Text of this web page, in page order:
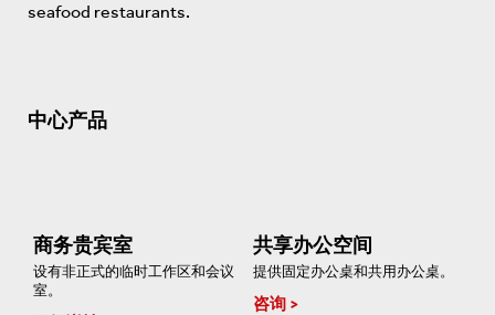
seafood restaurants.
中心产品
商务贵宾室
设有非正式的临时工作区和会议
室。
共享办公空间
提供固定办公桌和共用办公桌。
咨询